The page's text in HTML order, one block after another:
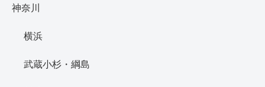
神奈川
横浜
武蔵小杉・綱島